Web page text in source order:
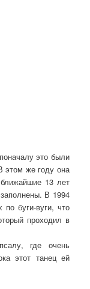
это были
этом же году она
13 лет
В 1994
по буги-вуги, что
проходил в
где очень
этот танец ей